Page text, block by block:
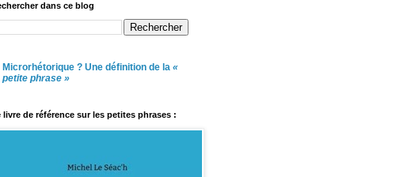
dans ce blog
Microrhétorique ? Une définition de la «
petite phrase »
livre de référence sur les petites phrases :